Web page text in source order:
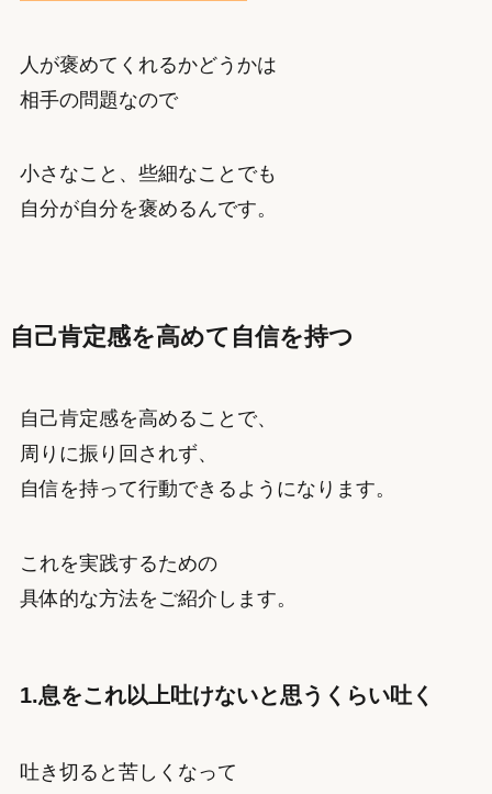
人が褒めてくれるかどうかは
相手の問題なので
小さなこと、些細なことでも
自分が自分を褒めるんです。
自己肯定感を高めて自信を持つ
自己肯定感を高めることで、
周りに振り回されず、
自信を持って行動できるようになります。
これを実践するための
具体的な方法をご紹介します。
1.息をこれ以上吐けないと思うくらい吐く
吐き切ると苦しくなって